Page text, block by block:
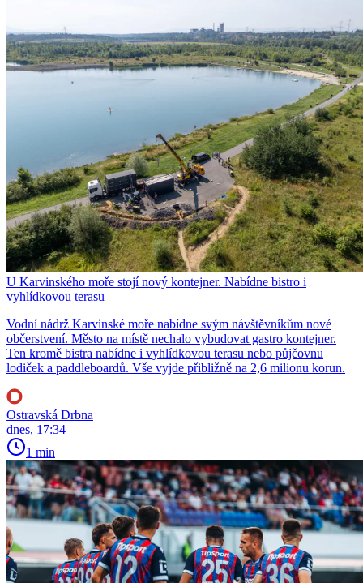
U Karvinského moře stojí nový kontejner. Nabídne bistro i
vyhlídkovou terasu
Vodní nádrž Karvinské moře nabídne svým návštěvníkům nové
občerstvení. Město na místě nechalo vybudovat gastro kontejner.
Ten kromě bistra nabídne i vyhlídkovou terasu nebo půjčovnu
lodiček a paddleboardů. Vše vyjde přibližně na 2,6 milionu korun.
Ostravská Drbna
dnes, 17:34
1 min